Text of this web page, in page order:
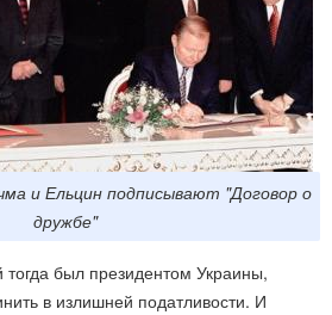
и Ельцин подписывают "Договор о
дружбе"
был президентом Украины,
в излишней податливости. И